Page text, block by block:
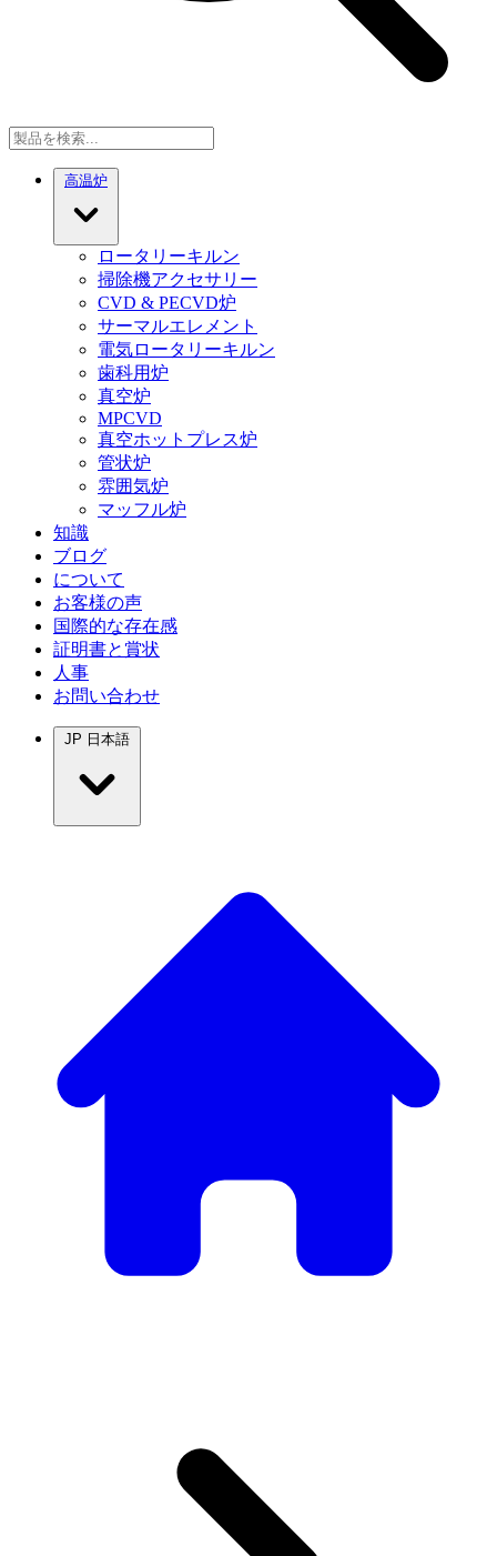
高温炉
ロータリーキルン
掃除機アクセサリー
CVD & PECVD炉
サーマルエレメント
電気ロータリーキルン
歯科用炉
真空炉
MPCVD
真空ホットプレス炉
管状炉
雰囲気炉
マッフル炉
知識
ブログ
について
お客様の声
国際的な存在感
証明書と賞状
人事
お問い合わせ
JP 日本語